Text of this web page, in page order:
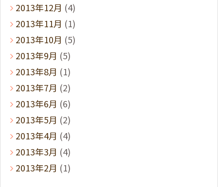
2013年12月 (4)
2013年11月 (1)
2013年10月 (5)
2013年9月 (5)
2013年8月 (1)
2013年7月 (2)
2013年6月 (6)
2013年5月 (2)
2013年4月 (4)
2013年3月 (4)
2013年2月 (1)